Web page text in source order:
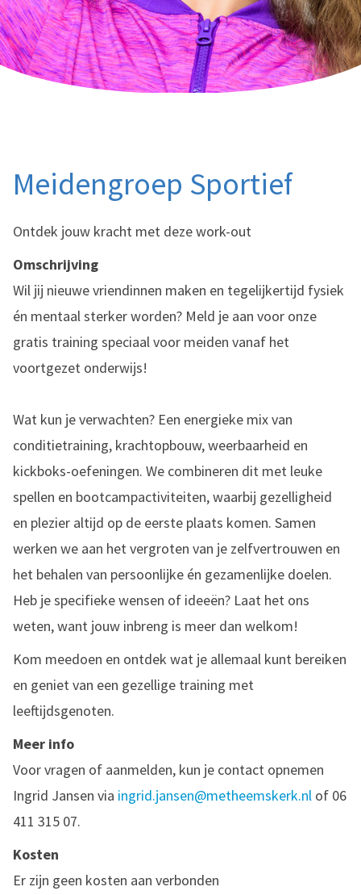
Meidengroep Sportief
Ontdek jouw kracht met deze work-out
Omschrijving
Wil jij nieuwe vriendinnen maken en tegelijkertijd fysiek
én mentaal sterker worden? Meld je aan voor onze
gratis training speciaal voor meiden vanaf het
voortgezet onderwijs!
Wat kun je verwachten? Een energieke mix van
conditietraining, krachtopbouw, weerbaarheid en
kickboks-oefeningen. We combineren dit met leuke
spellen en bootcampactiviteiten, waarbij gezelligheid
en plezier altijd op de eerste plaats komen. Samen
werken we aan het vergroten van je zelfvertrouwen en
het behalen van persoonlijke én gezamenlijke doelen.
Heb je specifieke wensen of ideeën? Laat het ons
weten, want jouw inbreng is meer dan welkom!
Kom meedoen en ontdek wat je allemaal kunt bereiken
en geniet van een gezellige training met
leeftijdsgenoten.
Meer info
Voor vragen of aanmelden, kun je contact opnemen
Ingrid Jansen via ingrid.jansen@metheemskerk.nl of 06
411 315 07.
Kosten
Er zijn geen kosten aan verbonden